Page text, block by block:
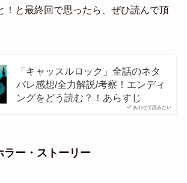
！と最終回で思ったら、ぜひ読んで頂
あわせて読みたい
「キャッスルロック」全話のネタ
バレ感想/全力解説/考察！エンディ
ングをどう読む？！あらすじ
ラー・ストーリー